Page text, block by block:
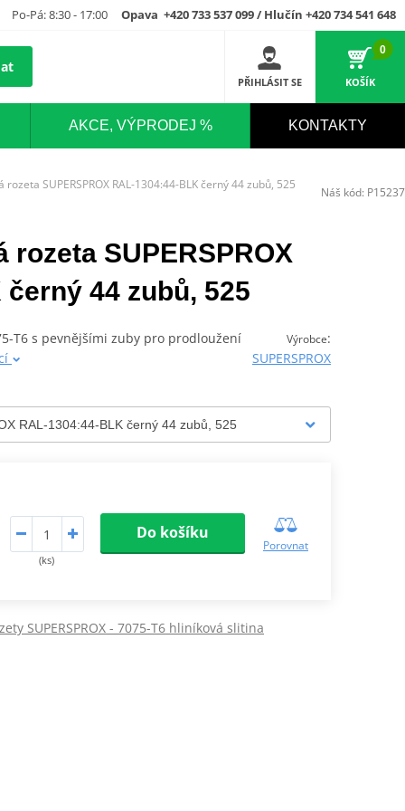
Po-Pá: 8:30 - 17:00 Opava +420 733 537 099 / Hlučín +420 734 541 648
PŘIHLÁSIT SE
0
KOŠÍK
AKCE, VÝPRODEJ % KONTAKTY
SUPERSPROX RAL-1304:44-BLK černý 44 zubů, 525
SUPERSPROX
44 zubů, 525
Výrobce:
SUPERSPROX
T6 s pevnějšími zuby pro prodloužení
(ks)
Do košíku
Porovnat
SUPERSPROX - 7075-T6 hliníková slitina
Náš kód: P15237